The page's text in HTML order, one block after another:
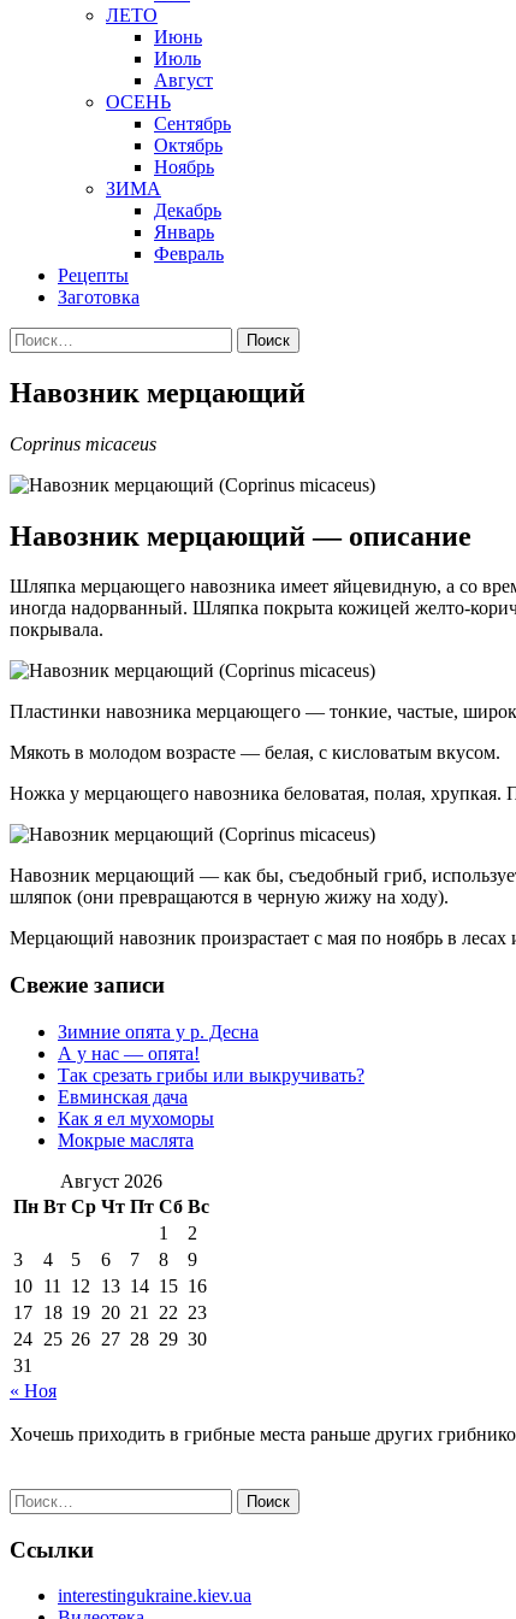
ЛЕТО
Июнь
Июль
Август
ОСЕНЬ
Сентябрь
Октябрь
Ноябрь
ЗИМА
Декабрь
Январь
Февраль
Рецепты
Заготовка
Найти:
Навозник мерцающий
Coprinus micaceus
Навозник мерцающий — описание
Шляпка мерцающего навозника имеет яйцевидную, а со
иногда надорванный. Шляпка покрыта кожицей желто-
покрывала.
Пластинки навозника мерцающего — тонкие, частые,
Мякоть в молодом возрасте — белая, с кисловатым вкусом.
Ножка у мерцающего навозника беловатая, полая,
Навозник мерцающий — как бы, съедобный гриб,
шляпок (они превращаются в черную жижу на ходу).
Мерцающий навозник произрастает с мая по ноябрь в
Свежие записи
Зимние опята у р. Десна
А у нас — опята!
Так срезать грибы или выкручивать?
Евминская дача
Как я ел мухоморы
Мокрые маслята
Август 2026
Пн Вт Ср Чт Пт Сб Вс
1
2
3
4 5 6 7 8
9
10 11 12 13 14 15 16
17 18 19 20 21 22 23
24 25 26 27 28 29 30
31
« Ноя
Хочешь приходить в грибные места раньше других
Найти:
Ссылки
interestingukraine.kiev.ua